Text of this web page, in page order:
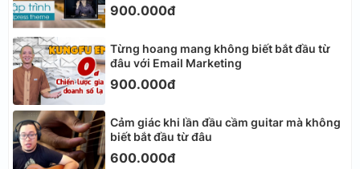
900.000đ
Từng hoang mang không biết bắt đầu từ
đâu với Email Marketing
900.000đ
Cảm giác khi lần đầu cầm guitar mà không
biết bắt đầu từ đâu
600.000đ